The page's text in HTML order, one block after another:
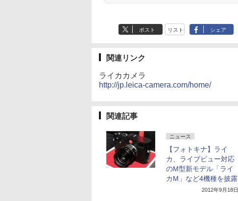
ポスト リスト シェア
関連リンク
ライカカメラ
http://jp.leica-camera.com/home/
関連記事
ニュース
【フォトキナ】ライ
カ、ライブビュー対応
のM型新モデル「ライ
カM」など4機種を披露
2012年9月18日